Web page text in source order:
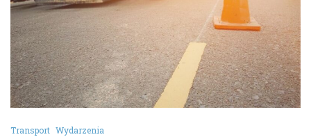
Transport Wydarzenia